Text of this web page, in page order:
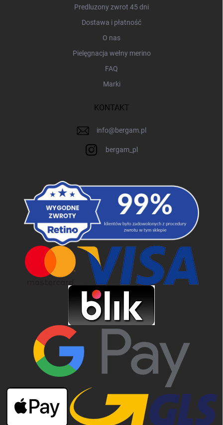
Predluzony zwrot 45 dni
Dostawa i płatność
O nas
Pielęgnacja wełny merino
FAQ
Marki
KONTAKT
info@bergam.pl
bergam_pl